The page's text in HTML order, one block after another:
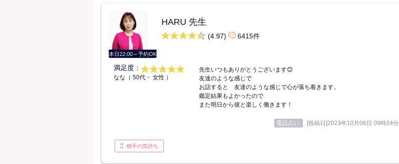
本日22:00～予約OK
HARU 先生
(4.97) 6415件
満足度：
なな（ 50代・ 女性 ）
先生いつもありがとうございます😊
友達のような感じで
お話すると 友達のような感じで心が落ち着きます。
鑑定結果もよかったので
また明日から彼と楽しく働きます！
電話占い [投稿日]2023年10月06日 09時24分
相手の気持ち